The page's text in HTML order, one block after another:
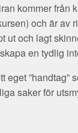
kommer från
och är av
ut och lagt
en tydlig
eget ”handtag”
saker för